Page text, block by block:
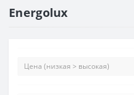
Energolux